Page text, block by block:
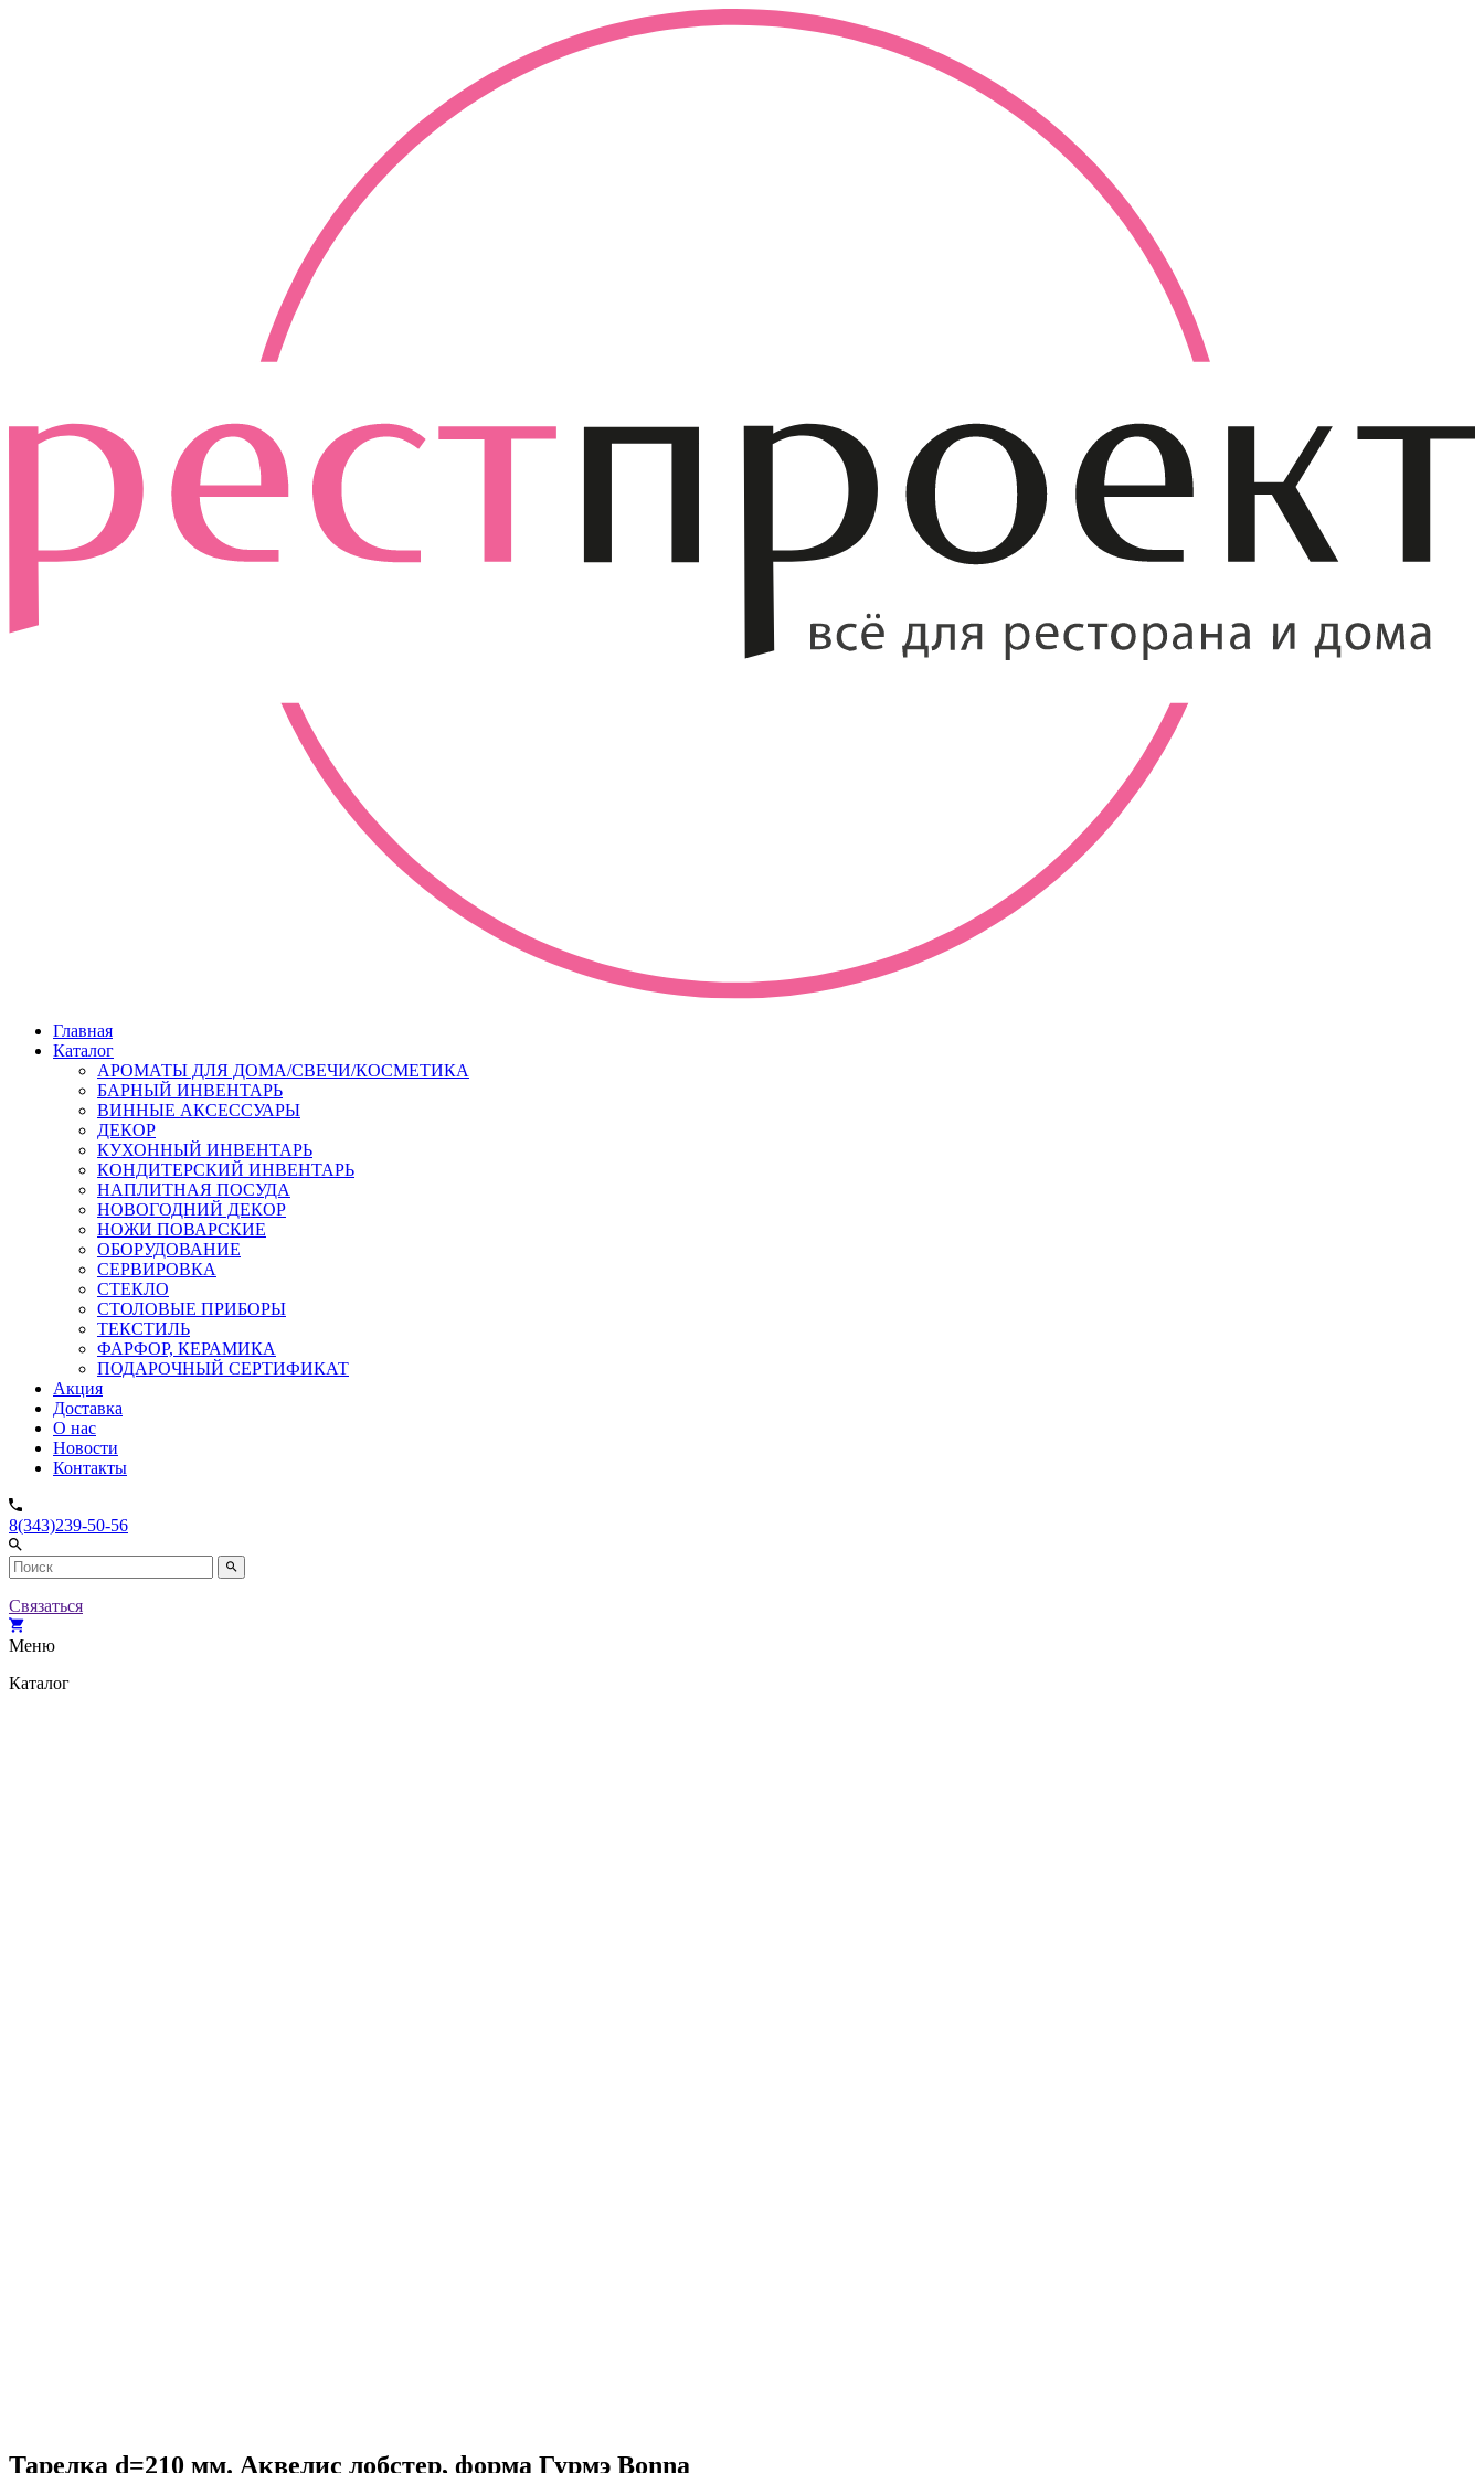
Главная
Каталог
АРОМАТЫ ДЛЯ ДОМА/СВЕЧИ/КОСМЕТИКА
БАРНЫЙ ИНВЕНТАРЬ
ВИННЫЕ АКСЕССУАРЫ
ДЕКОР
КУХОННЫЙ ИНВЕНТАРЬ
КОНДИТЕРСКИЙ ИНВЕНТАРЬ
НАПЛИТНАЯ ПОСУДА
НОВОГОДНИЙ ДЕКОР
НОЖИ ПОВАРСКИЕ
ОБОРУДОВАНИЕ
СЕРВИРОВКА
СТЕКЛО
СТОЛОВЫЕ ПРИБОРЫ
ТЕКСТИЛЬ
ФАРФОР, КЕРАМИКА
ПОДАРОЧНЫЙ СЕРТИФИКАТ
Акция
Доставка
О нас
Новости
Контакты
8(343)239-50-56
Связаться
Меню
Каталог
Тарелка d=210 мм. Аквелис лобстер, форма Гурмэ Bonna